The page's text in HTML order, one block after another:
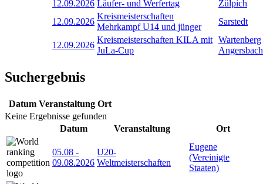
12.09.2026 Läufer- und Werfertag
Zülpich
12.09.2026
Kreismeisterschaften
Mehrkampf U14 und jünger
Sarstedt
12.09.2026
Kreismeisterschaften KILA mit
JuLa-Cup
Wartenberg
Angersbach
Suchergebnis
Datum Veranstaltung Ort
Keine Ergebnisse gefunden
Datum
Veranstaltung Ort
05.08 -
09.08.2026
U20-
Weltmeisterschaften
Eugene
(Vereinigte
Staaten)